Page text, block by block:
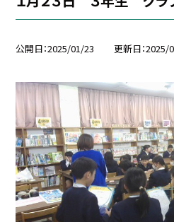
公開日 2025/01/23 更新日 2025/